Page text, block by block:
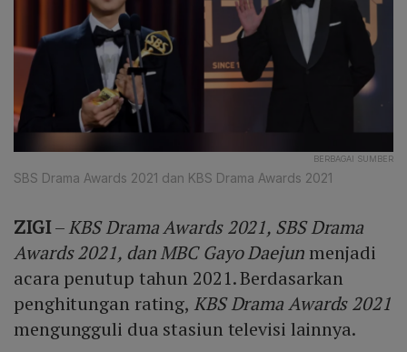
BERBAGAI SUMBER
SBS Drama Awards 2021 dan KBS Drama Awards 2021
ZIGI–KBS Drama Awards 2021, SBS Drama
Awards 2021, dan MBC Gayo Daejunmenjadi
acara penutup tahun 2021. Berdasarkan
penghitungan rating, KBS Drama Awards 2021
mengungguli dua stasiun televisi lainnya.